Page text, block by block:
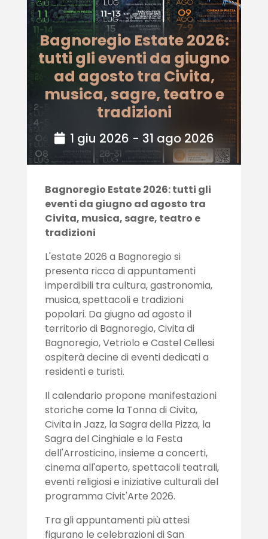
Bagnoregio Estate 2026:
tutti gli eventi da giugno
ad agosto tra Civita,
musica, sagre, teatro e
tradizioni
1 giu 2026 - 31 ago 2026
Bagnoregio Estate 2026: tutti gli
eventi da giugno ad agosto tra
Civita, musica, sagre, teatro e
tradizioni
L'estate 2026 a Bagnoregio si
presenta ricca di appuntamenti
imperdibili tra cultura, gastronomia,
musica, spettacoli e tradizioni
popolari. Da giugno ad agosto il
territorio di Bagnoregio, Civita di
Bagnoregio, Vetriolo e Castel Cellesi
ospiterà decine di eventi dedicati a
residenti e turisti.
Il calendario propone manifestazioni
storiche come la Tonna di Civita,
Civita in Jazz, la Sagra della Pizza, la
Sagra del Cinghiale e la Festa
dell'Arrosticino, insieme a concerti,
cinema all'aperto, spettacoli teatrali,
eventi religiosi e iniziative culturali del
programma Civit'Arte 2026.
Tra gli appuntamenti più attesi
figurano le celebrazioni di San